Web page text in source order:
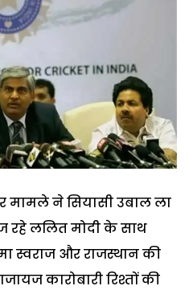
ने सियासी उबाल ला
रहे ललित मोदी के साथ
स्वराज और राजस्थान की
कारोबारी रिश्तों की